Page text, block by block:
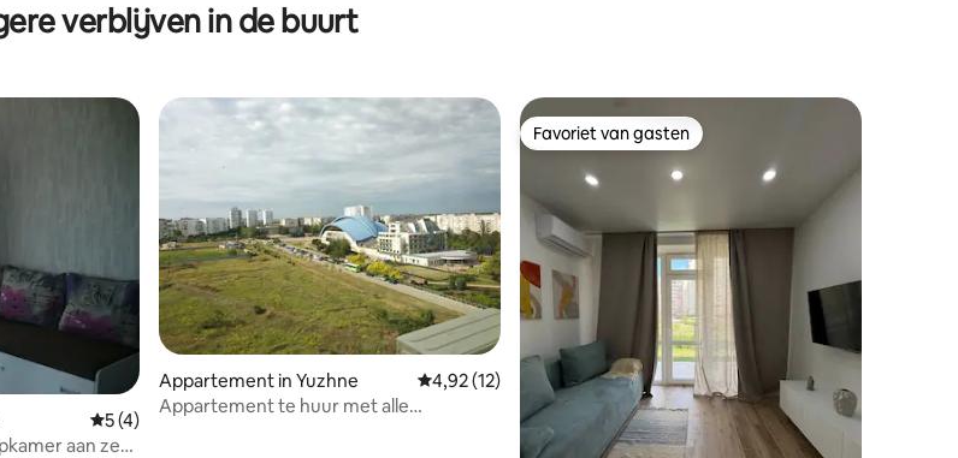
verblijven in de buurt
15 recensies
Gemiddelde beoordeling van 5 op 5, 4 recensies
5 (4)
aan zee
Appartement in Yuzhne Gemiddelde beoordeling van 4,92 op 5, 12 recensies
4,92 (12)
Appartement te huur met alle
Favoriet van gasten
Favoriet van gasten